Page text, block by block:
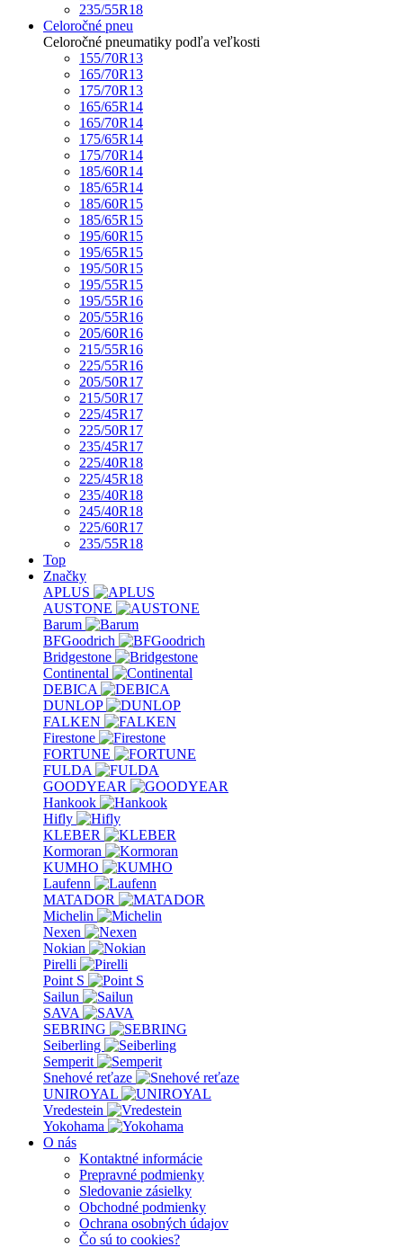
235/55R18
Celoročné pneu
Celoročné pneumatiky podľa veľkosti
155/70R13
165/70R13
175/70R13
165/65R14
165/70R14
175/65R14
175/70R14
185/60R14
185/65R14
185/60R15
185/65R15
195/60R15
195/65R15
195/50R15
195/55R15
195/55R16
205/55R16
205/60R16
215/55R16
225/55R16
205/50R17
215/50R17
225/45R17
225/50R17
235/45R17
225/40R18
225/45R18
235/40R18
245/40R18
225/60R17
235/55R18
Top
Značky
APLUS
AUSTONE
Barum
BFGoodrich
Bridgestone
Continental
DEBICA
DUNLOP
FALKEN
Firestone
FORTUNE
FULDA
GOODYEAR
Hankook
Hifly
KLEBER
Kormoran
KUMHO
Laufenn
MATADOR
Michelin
Nexen
Nokian
Pirelli
Point S
Sailun
SAVA
SEBRING
Seiberling
Semperit
Snehové reťaze
UNIROYAL
Vredestein
Yokohama
O nás
Kontaktné informácie
Prepravné podmienky
Sledovanie zásielky
Obchodné podmienky
Ochrana osobných údajov
Čo sú to cookies?